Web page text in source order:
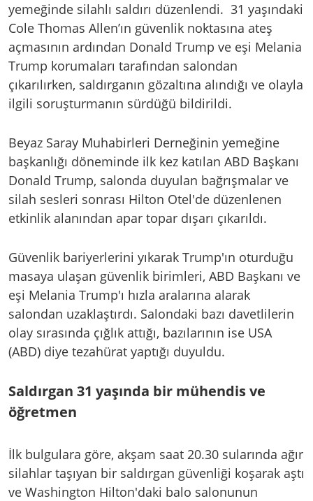
yemeğinde silahlı saldırı düzenlendi. 31 yaşındaki
Cole Thomas Allen’ın güvenlik noktasına ateş
açmasının ardından Donald Trump ve eşi Melania
Trump korumaları tarafından salondan
çıkarılırken, saldırganın gözaltına alındığı ve olayla
ilgili soruşturmanın sürdüğü bildirildi.
Beyaz Saray Muhabirleri Derneğinin yemeğine
başkanlığı döneminde ilk kez katılan ABD Başkanı
Donald Trump, salonda duyulan bağrışmalar ve
silah sesleri sonrası Hilton Otel'de düzenlenen
etkinlik alanından apar topar dışarı çıkarıldı.
Güvenlik bariyerlerini yıkarak Trump'ın oturduğu
masaya ulaşan güvenlik birimleri, ABD Başkanı ve
eşi Melania Trump'ı hızla aralarına alarak
salondan uzaklaştırdı. Salondaki bazı davetlilerin
olay sırasında çığlık attığı, bazılarının ise USA
(ABD) diye tezahürat yaptığı duyuldu.
Saldırgan 31 yaşında bir mühendis ve
öğretmen
İlk bulgulara göre, akşam saat 20.30 sularında ağır
silahlar taşıyan bir saldırgan güvenliği koşarak aştı
ve Washington Hilton'daki balo salonunun